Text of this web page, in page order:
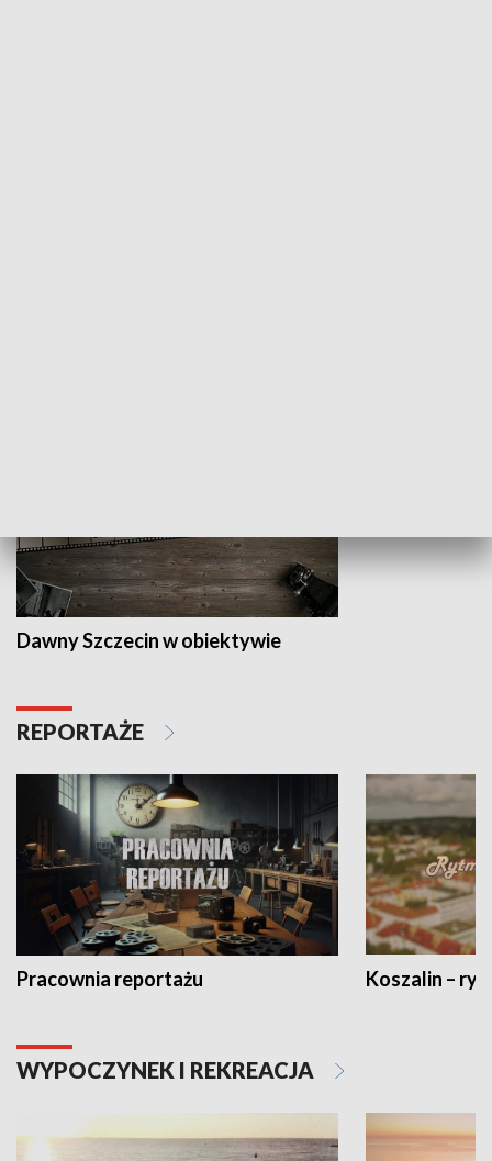
Dawny Szczecin w obiektywie
REPORTAŻE
Pracownia reportażu Koszalin –
WYPOCZYNEK I REKREACJA